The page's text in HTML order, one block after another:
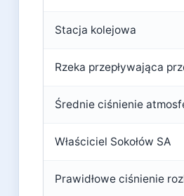
Stacja kolejowa
Rzeka przepływająca
Średnie ciśnienie
Właściciel Sokołów SA
Prawidłowe ciśnienie